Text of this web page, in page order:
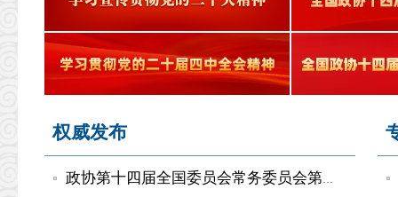
权威发布
政协第十四届全国委员会常务委员会第十八次会议专题分组报名反馈表